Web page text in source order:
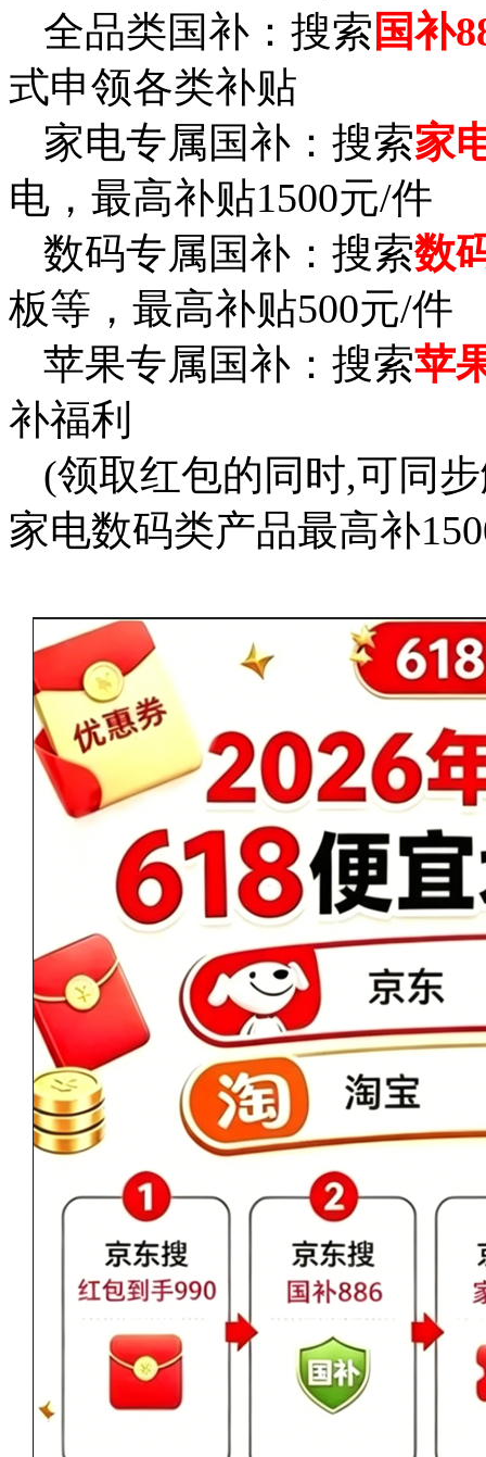
全品类国补：搜索 国补
式申领各类补贴
家电专属国补：搜索家
电，最高补贴1500元/件
数码专属国补：搜索数
板等，最高补贴500元/件
苹果专属国补：搜索苹
补福利
(领取红包的同时,可同
家电数码类产品最高补